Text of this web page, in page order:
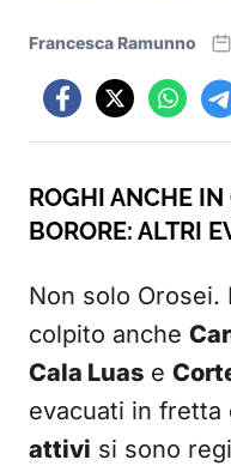
Francesca Ramunno
ROGHI ANCHE
BORORE: ALTRI
Non solo Orosei.
colpito anche
Cala Luas e
evacuati in fretta
attivi si sono